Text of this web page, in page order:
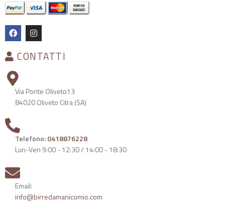
CONTATTI
Via Ponte Oliveto13
84020 Oliveto Citra (SA)
Telefono:0418876228
Lun-Ven 9:00 - 12:30 / 14:00 - 18:30
Email:
info@birredamanicomio.com